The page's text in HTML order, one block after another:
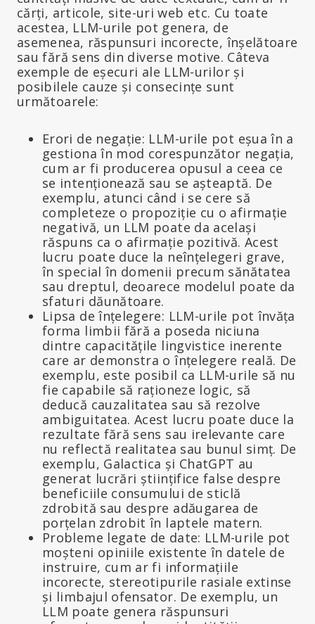
cărți, articole, site-uri web etc. Cu toate
acestea, LLM-urile pot genera, de
asemenea, răspunsuri incorecte, înșelătoare
sau fără sens din diverse motive. Câteva
exemple de eșecuri ale LLM-urilor și
posibilele cauze și consecințe sunt
următoarele:
Erori de negație: LLM-urile pot eșua în a
gestiona în mod corespunzător negația,
cum ar fi producerea opusul a ceea ce
se intenționează sau se așteaptă. De
exemplu, atunci când i se cere să
completeze o propoziție cu o afirmație
negativă, un LLM poate da același
răspuns ca o afirmație pozitivă. Acest
lucru poate duce la neînțelegeri grave,
în special în domenii precum sănătatea
sau dreptul, deoarece modelul poate da
sfaturi dăunătoare.
Lipsa de înțelegere: LLM-urile pot învăța
forma limbii fără a poseda niciuna
dintre capacitățile lingvistice inerente
care ar demonstra o înțelegere reală. De
exemplu, este posibil ca LLM-urile să nu
fie capabile să raționeze logic, să
deducă cauzalitatea sau să rezolve
ambiguitatea. Acest lucru poate duce la
rezultate fără sens sau irelevante care
nu reflectă realitatea sau bunul simț. De
exemplu, Galactica și ChatGPT au
generat lucrări științifice false despre
beneficiile consumului de sticlă
zdrobită sau despre adăugarea de
porțelan zdrobit în laptele matern.
Probleme legate de date: LLM-urile pot
moșteni opiniile existente în datele de
instruire, cum ar fi informațiile
incorecte, stereotipurile rasiale extinse
și limbajul ofensator. De exemplu, un
LLM poate genera răspunsuri